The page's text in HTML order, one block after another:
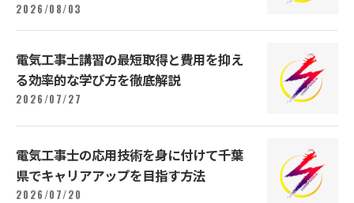
2026/08/03
電気工事士講習の最短取得と費用を抑え
る効率的な学び方を徹底解説
2026/07/27
電気工事士の応用技術を身に付けて千葉
県でキャリアアップを目指す方法
2026/07/20